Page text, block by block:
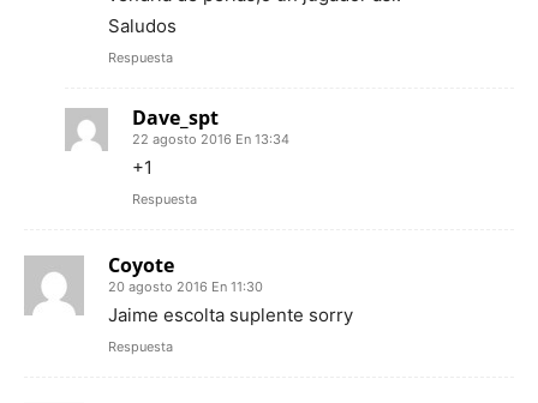
Saludos
Respuesta
Dave_spt
22 agosto 2016 En 13:34
+1
Respuesta
Coyote
20 agosto 2016 En 11:30
Jaime escolta suplente sorry
Respuesta